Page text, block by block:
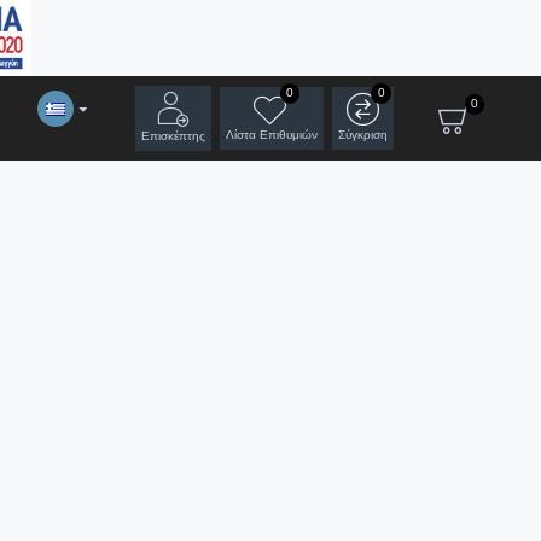
Επισκέπτης Λίστα Επιθυμιών
0
Σύγκριση
0
0